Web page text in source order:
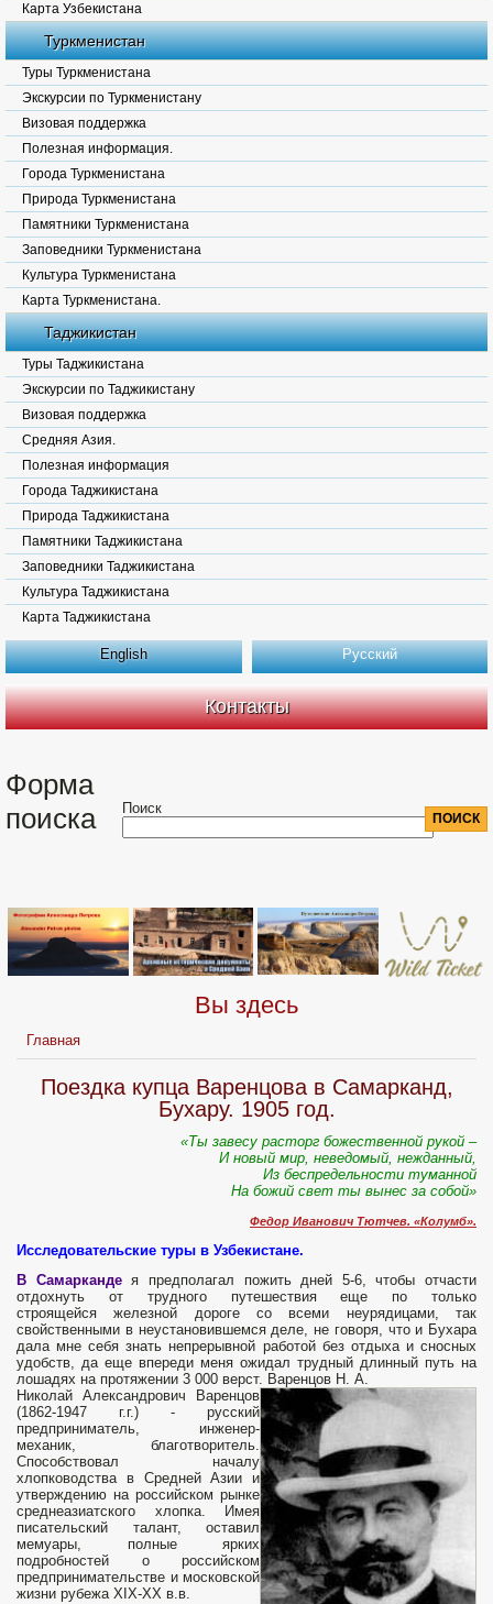
Карта Узбекистана
Туркменистан
Туры Туркменистана
Экскурсии по Туркменистану
Визовая поддержка
Полезная информация.
Города Туркменистана
Природа Туркменистана
Памятники Туркменистана
Заповедники Туркменистана
Культура Туркменистана
Карта Туркменистана.
Таджикистан
Туры Таджикистана
Экскурсии по Таджикистану
Визовая поддержка
Средняя Азия.
Полезная информация
Города Таджикистана
Природа Таджикистана
Памятники Таджикистана
Заповедники Таджикистана
Культура Таджикистана
Карта Таджикистана
English Русский
Контакты
Форма
поиска
Поиск
Вы здесь
Главная
Поездка купца Варенцова в Самарканд,
Бухару. 1905 год.
«Ты завесу расторг божественной рукой –
И новый мир, неведомый, нежданный,
Из беспредельности туманной
На божий свет ты вынес за собой»
Федор Иванович Тютчев. «Колумб».
Исследовательские туры в Узбекистане.
В Самаркандея предполагал пожить дней 5-6, чтобы отчасти
отдохнуть от трудного путешествия еще по только
строящейся железной дороге со всеми неурядицами, так
свойственными в неустановившемся деле, не говоря, что и Бухара
дала мне себя знать непрерывной работой без отдыха и сносных
удобств, да еще впереди меня ожидал трудный длинный путь на
лошадях на протяжении 3 000 верст. Варенцов Н. А.
Николай Александрович Варенцов
(1862-1947 г.г.) - русский
предприниматель, инженер-
механик, благотворитель.
Способствовал началу
хлопководства в Средней Азии и
утверждению на российском рынке
среднеазиатского хлопка. Имея
писательский талант, оставил
мемуары, полные ярких
подробностей о российском
предпринимательстве и московской
жизни рубежа XIX-XX в.в.